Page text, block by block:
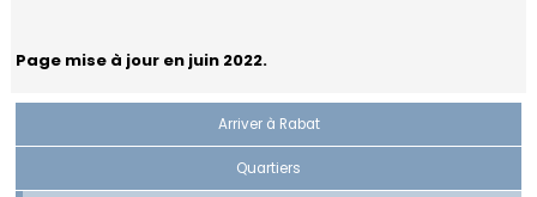
Page mise à jour en juin 2022.
Arriver à Rabat
Quartiers